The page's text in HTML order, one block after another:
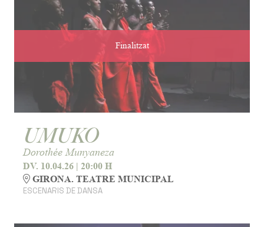
Finalitzat
UMUKO
Dorothée Munyaneza
DV. 10.04.26 | 20:00 H
GIRONA. TEATRE MUNICIPAL
ESCENARIS DE DANSA